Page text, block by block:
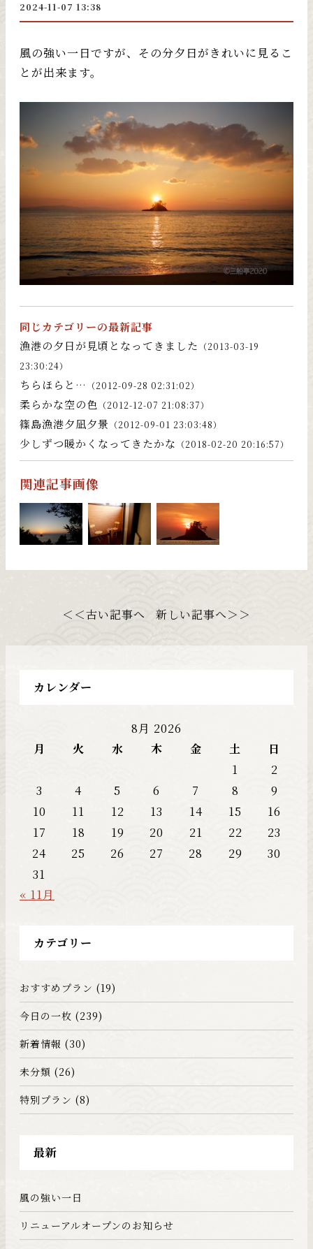
2024-11-07 13:38
風の強い一日ですが、その分夕日がきれいに見るこ
とが出来ます。
同じカテゴリーの最新記事
漁港の夕日が見頃となってきました （2013-03-19
23:30:24）
ちらほらと… （2012-09-28 02:31:02）
柔らかな空の色 （2012-12-07 21:08:37）
篠島漁港夕凪夕景 （2012-09-01 23:03:48）
少しずつ暖かくなってきたかな （2018-02-20 20:16:57）
関連記事画像
＜＜古い記事へ 新しい記事へ＞＞
カレンダー
8月 2026
月
火 水 木 金 土
日
1
2
3
4 5 6 7 8
9
10
11 12 13 14 15
16
17
18 19 20 21 22
23
24
25 26 27 28 29
30
31
« 11月
カテゴリー
おすすめプラン (19)
今日の一枚 (239)
新着情報 (30)
未分類 (26)
特別プラン (8)
最新
風の強い一日
リニューアルオープンのお知らせ